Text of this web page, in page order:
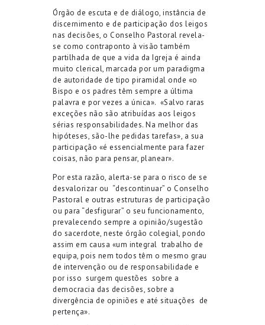
Órgão de escuta e de diálogo, instância de
discernimento e de participação dos leigos
nas decisões, o Conselho Pastoral revela-
se como contraponto à visão também
partilhada de que a vida da Igreja é ainda
muito clerical, marcada por um paradigma
de autoridade de tipo piramidal onde «o
Bispo e os padres têm sempre a última
palavra e por vezes a única». «Salvo raras
exceções não são atribuídas aos leigos
sérias responsabilidades. Na melhor das
hipóteses, são-lhe pedidas tarefas», a sua
participação «é essencialmente para fazer
coisas, não para pensar, planear».
Por esta razão, alerta-se para o risco de se
desvalorizar ou “descontinuar” o Conselho
Pastoral e outras estruturas de participação
ou para “desfigurar” o seu funcionamento,
prevalecendo sempre a opinião/sugestão
do sacerdote, neste órgão colegial, pondo
assim em causa «um integral trabalho de
equipa, pois nem todos têm o mesmo grau
de intervenção ou de responsabilidade e
por isso surgem questões sobre a
democracia das decisões, sobre a
divergência de opiniões e até situações de
pertença».